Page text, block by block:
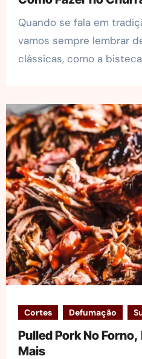
Quando se fala em tradição de churrasco,
vamos sempre lembrar
clássicas, como a
Cortes Defumação
Pulled Pork No
Mais